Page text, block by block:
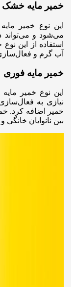
خمیر مایه خشک
این نوع خمیر
می‌شود و می‌تواند
استفاده از این
آب گرم و
خمیر مایه فوری
این نوع خمیر
نیازی به
خمیر اضافه کرد.
بین نانوایان